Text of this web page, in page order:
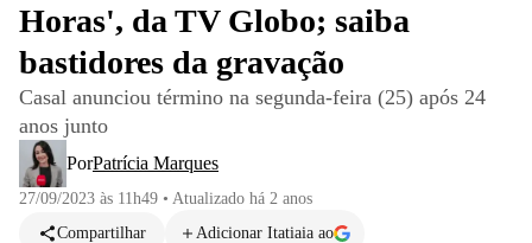
Horas', da TV Globo; saiba
bastidores da gravação
Casal anunciou término na segunda-feira (25) após 24
anos junto
PorPatrícia Marques
27/09/2023 às 11h49 • Atualizado há 2 anos
Compartilhar
Adicionar Itatiaia ao